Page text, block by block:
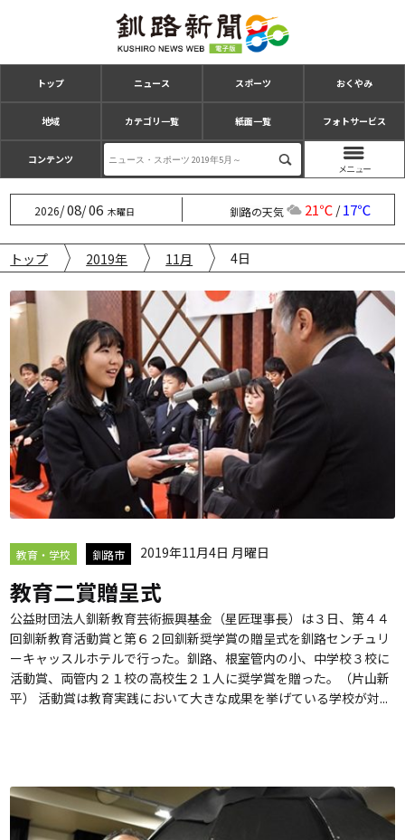
トップ ニュース スポーツ おくやみ
地域 カテゴリ一覧 紙面一覧 フォトサービス
コンテンツ
2026/08/06 木曜日 釧路の天気 21℃/17℃
トップ 2019年 11月 4日
教育・学校 釧路市 2019年11月4日 月曜日
教育二賞贈呈式
公益財団法人釧新教育芸術振興基金（星匠理事長）は３日、第４４
回釧新教育活動賞と第６２回釧新奨学賞の贈呈式を釧路センチュリ
ーキャッスルホテルで行った。釧路、根室管内の小、中学校３校に
活動賞、両管内２１校の高校生２１人に奨学賞を贈った。（片山新
平） 活動賞は教育実践において大きな成果を挙げている学校が対...